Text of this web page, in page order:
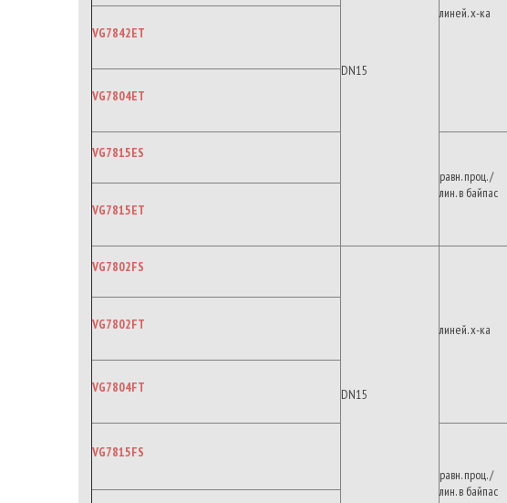
DN15
линей. х-ка
VG7842ET
VG7804ET
VG7815ES
равн. проц. /
лин. в байпас
VG7815ET
VG7802FS
DN15
линей. х-ка
VG7802FT
VG7804FT
VG7815FS
равн. проц. /
лин. в байпас